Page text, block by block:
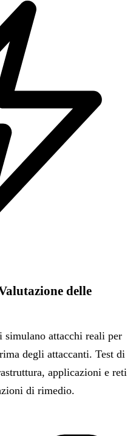
delle
attacchi reali per
degli attaccanti. Test di
applicazioni e reti
di rimedio.